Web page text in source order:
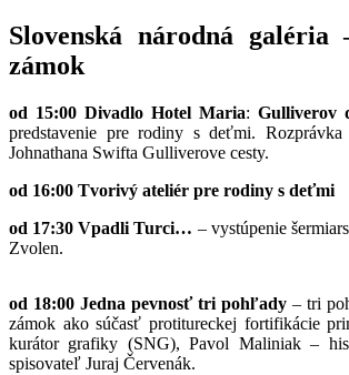
Slovenská národná galéria
zámok
od 15:00 Divadlo Hotel Maria: Gulliverov
predstavenie pre rodiny s deťmi.
Johnathana Swifta Gulliverove cesty.
od 16:00 Tvorivý ateliér pre rodiny s deťmi
od 17:30 Vpadli Turci… – vystúpenie
Zvolen.
od 18:00 Jedna pevnosť tri pohľady – tri
zámok ako súčasť protitureckej fortifikácie
kurátor grafiky (SNG), Pavol Maliniak –
spisovateľ Juraj Červenák.